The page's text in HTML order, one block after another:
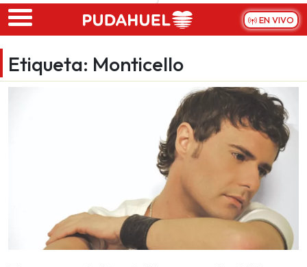
Skip to main content
EN VIVO
Etiqueta: Monticello